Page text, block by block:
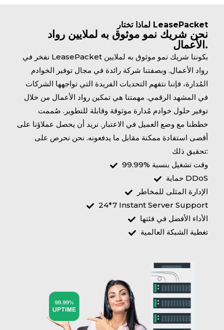
لماذا تختار LeasePacket
نحن شريك نمو موثوق به لملايين رواد
الأعمال.
نفخر في LeasePacket بكوننا شريك نمو موثوق به لملايين
رواد الأعمال. وبصفتنا شركة رائدة في مجال توفير الخوادم
المُدارة، فإننا نتفهم التحديات الفريدة التي تواجهها الشركات
في المشهد الرقمي. مهمتنا هي تمكين رواد الأعمال من خلال
توفير حلول خوادم مُدارة موثوقة وقابلة للتطوير. صُممت
خططنا مع وضع العميل في الاعتبار. نريد أن يحصل عملاؤنا على
أقصى استفادة ممكنة مقابل ما يدفعونه. نحن نحرص على
تحقيق ذلك:
وقت تشغيل بنسبة %99.99
حماية DDoS
الإدارة المثلى للمخاطر
24*7 Instant Server Support
الأداء الأفضل في فئتها
تغطية الشبكة العالمية